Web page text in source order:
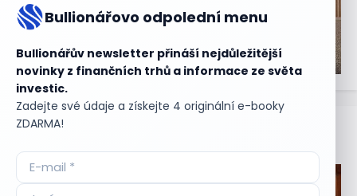
Bullionářovo odpolední menu
Bullionářův newsletter přináší nejdůležitější
novinky z finančních trhů a informace ze světa
investic.
Zadejte své údaje a získejte 4 originální e-booky
ZDARMA!Aktuální